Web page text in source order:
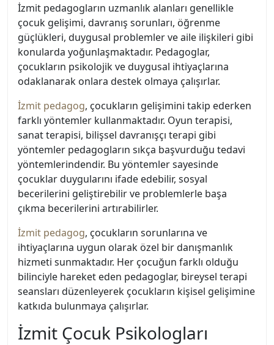
İzmit pedagogların uzmanlık alanları genellikle
çocuk gelişimi, davranış sorunları, öğrenme
güçlükleri, duygusal problemler ve aile ilişkileri gibi
konularda yoğunlaşmaktadır. Pedagoglar,
çocukların psikolojik ve duygusal ihtiyaçlarına
odaklanarak onlara destek olmaya çalışırlar.
İzmit pedagog, çocukların gelişimini takip ederken
farklı yöntemler kullanmaktadır. Oyun terapisi,
sanat terapisi, bilişsel davranışçı terapi gibi
yöntemler pedagogların sıkça başvurduğu tedavi
yöntemlerindendir. Bu yöntemler sayesinde
çocuklar duygularını ifade edebilir, sosyal
becerilerini geliştirebilir ve problemlerle başa
çıkma becerilerini artırabilirler.
İzmit pedagog, çocukların sorunlarına ve
ihtiyaçlarına uygun olarak özel bir danışmanlık
hizmeti sunmaktadır. Her çocuğun farklı olduğu
bilinciyle hareket eden pedagoglar, bireysel terapi
seansları düzenleyerek çocukların kişisel gelişimine
katkıda bulunmaya çalışırlar.
İzmit Çocuk Psikologları